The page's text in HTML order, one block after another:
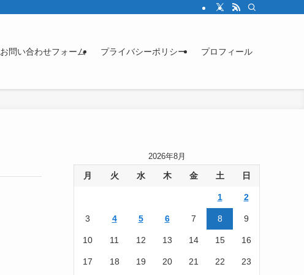
お問い合わせフォーム プライバシーポリシー プロフィール
2026年8月
月 火 水 木 金 土 日
1 2
3 4 5 6 7 8 9
10 11 12 13 14 15 16
17 18 19 20 21 22 23